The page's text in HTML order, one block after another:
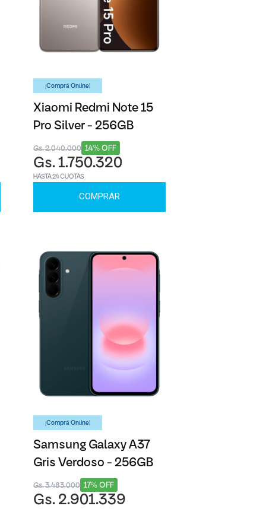
¡Comprá Online!
Xiaomi Redmi Note 15
Pro Silver - 256GB
14% OFF
Gs. 2.040.000
Gs. 1.750.320
HASTA 24 CUOTAS
COMPRAR
¡Comprá Online!
Samsung Galaxy A37
Gris Verdoso - 256GB
17% OFF
Gs. 3.483.000
Gs. 2.901.339